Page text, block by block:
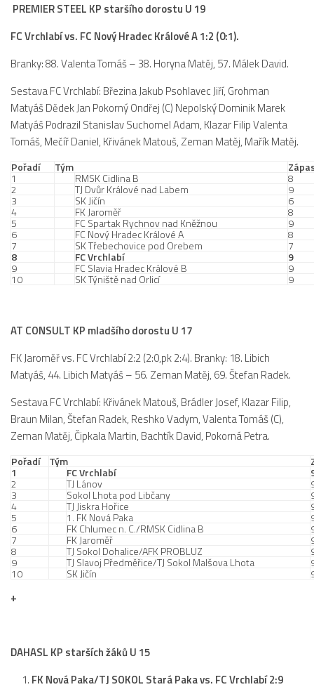
Výsledky
St. přípravka
Hráči
Rozpis zápasů
Realizační tým
Mladší přípravka
Realizační tým
Fotbalová školka
PREMIER STEEL KP staršího dorostu U 19
FC Vrchlabí vs. FC Nový Hradec Králové A 1:2 (0:1).
Branky: 88. Valenta Tomáš – 38. Horyna Matěj, 57. Málek David.
Sestava FC Vrchlabí: Březina Jakub Psohlavec Jiří, Grohman
Matyáš Dědek Jan Pokorný Ondřej (C) Nepolský Dominik Marek
Matyáš Podrazil Stanislav Suchomel Adam, Klazar Filip Valenta
Tomáš, Mečíř Daniel, Křivánek Matouš, Zeman Matěj, Mařík Matěj.
Pořadí Tým
1 RMSK Cidlina B 8
2 TJ Dvůr Králové nad Labem 9
3 SK Jičín 6
4 FK Jaroměř 8
5 FC Spartak Rychnov nad Kněžnou 9
6 FC Nový Hradec Králové A 8
7 SK Třebechovice pod Orebem 7
8 FC Vrchlabí 9
9 FC Slavia Hradec Králové B 9
10 SK Týniště nad Orlicí 9
AT CONSULT KP mladšího dorostu U 17
FK Jaroměř vs. FC Vrchlabí 2:2 (2:0,pk 2:4). Branky: 18. Libich
Matyáš, 44. Libich Matyáš – 56. Zeman Matěj, 69. Štefan Radek.
Sestava FC Vrchlabí: Křivánek Matouš, Brádler Josef, Klazar Filip,
Braun Milan, Štefan Radek, Reshko Vadym, Valenta Tomáš (C),
Zeman Matěj, Čipkala Martin, Bachtík David, Pokorná Petra.
Pořadí Tým
1 FC Vrchlabí
2 TJ Lánov
3 Sokol Lhota pod Libčany
4 TJ Jiskra Hořice
5 1. FK Nová Paka
6 FK Chlumec n. C./RMSK Cidlina B
7 FK Jaroměř
8 TJ Sokol Dohalice/AFK PROBLUZ
9 TJ Slavoj Předměřice/TJ Sokol Malšova Lhota
10 SK Jičín
+
DAHASL KP starších žáků U 15
FK Nová Paka/TJ SOKOL Stará Paka vs. FC Vrchlabí 2:9